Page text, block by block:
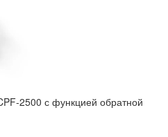
2500 с функцией обратной